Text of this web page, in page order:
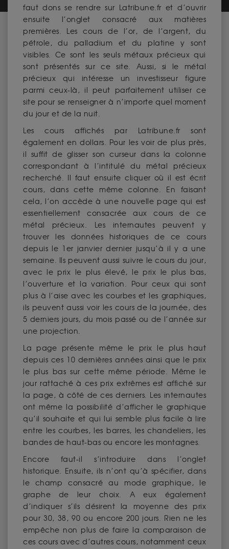
faut dons se rendre sur Latribune.fr et d’ouvrir
ensuite l’onglet consacré aux matières
premières. Les cours de l’or, de l’argent, du
pétrole, du palladium et du platine y sont
visibles. Ce sont les seuls métaux précieux qui
sont présentés sur ce site. Aussi, si le métal
précieux qui intéresse un investisseur figure
parmi ceux-là, il peut parfaitement utiliser ce
site pour se renseigner à n’importe quel moment
du jour et de la nuit.
Les cours affichés par Latribune.fr sont
également en dollars. Pour les voir de plus près,
il suffit de glisser son curseur dans la colonne
correspondant à l’intitulé du métal précieux
recherché. Il faut ensuite cliquer où il est écrit
cours, dans cette même colonne. En faisant
cela, l’on accède à une nouvelle page qui est
essentiellement consacrée aux cours de ce
métal précieux. Les internautes peuvent y
trouver les données historiques de ce cours
depuis le 1er janvier dernier jusqu’à il y a une
semaine. Ils peuvent aussi suivre le cours du jour,
avec le prix le plus élevé, le prix le plus bas,
l’ouverture et la variation. Pour ceux qui sont
plus à l’aise avec les courbes et les graphiques,
ils peuvent aussi voir les cours de la journée, des
5 derniers jours, du mois passé ou de l’année sur
une projection.
La page présente même le prix le plus haut
depuis ces 10 dernières années ainsi que le prix
le plus bas sur cette même période. Même le
jour rattaché à ces prix extrêmes est affiché sur
la page, à côté de ces derniers. Les internautes
ont même la possibilité d’afficher le graphique
qu’il souhaite et qui lui semble plus facile à lire
entre les courbes, les barres, les chandeliers, les
bandes de haut-bas ou encore les montagnes.
Encore faut-il s’introduire dans l’onglet
historique. Ensuite, ils n’ont qu’à spécifier, dans
le champ consacré au mode graphique, le
graphe de leur choix. A eux également
d’indiquer s’ils désirent la moyenne des prix
pour 30, 38, 90 ou encore 200 jours. Rien ne les
empêche non plus de faire la comparaison de
ces cours avec d’autres cours, notamment ceux